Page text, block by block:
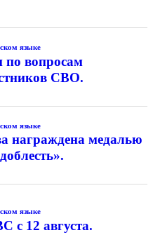
языке
вопросам
СВО.
языке
награждена медалью
языке
с 12 августа.